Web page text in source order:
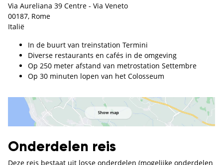
Via Aureliana 39 Centre - Via Veneto
00187, Rome
Italië
In de buurt van treinstation Termini
Diverse restaurants en cafés in de omgeving
Op 250 meter afstand van metrostation Settembre
Op 30 minuten lopen van het Colosseum
Onderdelen reis
Deze reis bestaat uit losse onderdelen (mogelijke onderdelen